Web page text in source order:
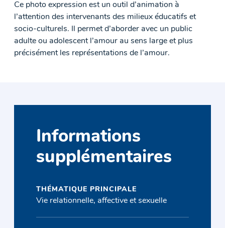
Ce photo expression est un outil d’animation à
l’attention des intervenants des milieux éducatifs et
socio-culturels. Il permet d’aborder avec un public
adulte ou adolescent l’amour au sens large et plus
précisément les représentations de l’amour.
Informations
supplémentaires
THÉMATIQUE PRINCIPALE
Vie relationnelle, affective et sexuelle